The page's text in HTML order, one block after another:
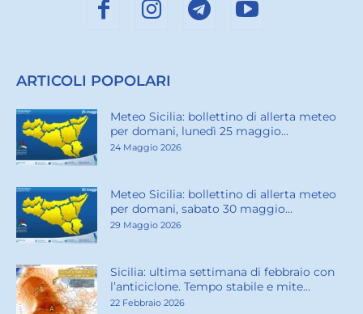
ARTICOLI POPOLARI
Meteo Sicilia: bollettino di allerta meteo
per domani, lunedì 25 maggio...
24 Maggio 2026
Meteo Sicilia: bollettino di allerta meteo
per domani, sabato 30 maggio...
29 Maggio 2026
Sicilia: ultima settimana di febbraio con
l’anticiclone. Tempo stabile e mite...
22 Febbraio 2026